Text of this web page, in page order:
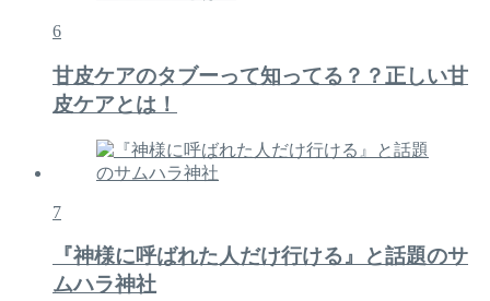
6
甘皮ケアのタブーって知ってる？？正しい甘
皮ケアとは！
7
『神様に呼ばれた人だけ行ける』と話題のサ
ムハラ神社